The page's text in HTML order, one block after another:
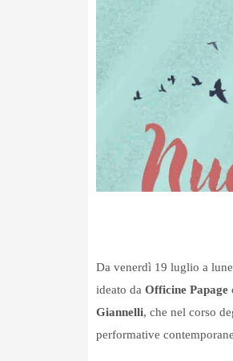
Da venerdì 19 luglio a
ideato da Officine Papage
Giannelli, che nel corso
performative